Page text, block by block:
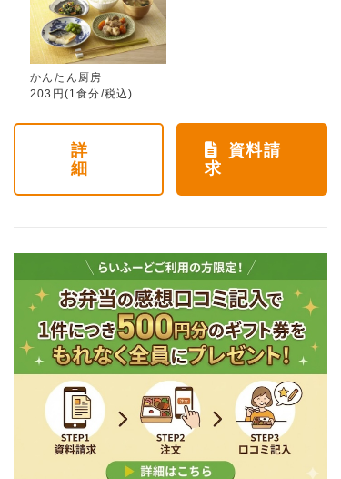
かんたん厨房
203円(1食分/税込)
詳
細
資料請
求